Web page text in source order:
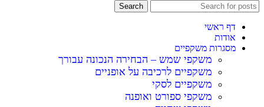
Search
דף ראשי
אודות
מסגרות משקפיים
משקפי שמש – הבחירה הנכונה עבורך
משקפיים לרכיבה על אופניים
משקפיים לסקי
משקפי ספורט ואופנה